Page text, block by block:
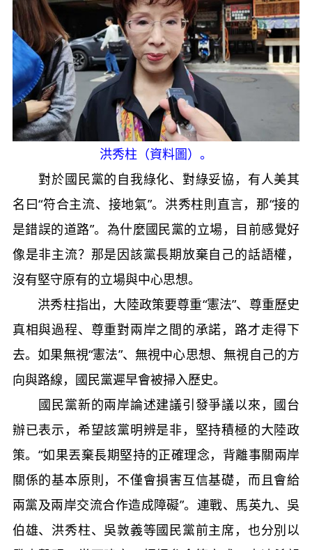
洪秀柱（資料圖）。
對於國民黨的自我綠化、對綠妥協，有人美其
名曰“符合主流、接地氣”。洪秀柱則直言，那“接的
是錯誤的道路”。為什麼國民黨的立場，目前感覺好
像是非主流？那是因該黨長期放棄自己的話語權，
沒有堅守原有的立場與中心思想。
洪秀柱指出，大陸政策要尊重“憲法”、尊重歷史
真相與過程、尊重對兩岸之間的承諾，路才走得下
去。如果無視“憲法”、無視中心思想、無視自己的方
向與路線，國民黨遲早會被掃入歷史。
國民黨新的兩岸論述建議引發爭議以來，國台
辦已表示，希望該黨明辨是非，堅持積極的大陸政
策。“如果丟棄長期堅持的正確理念，背離事關兩岸
關係的基本原則，不僅會損害互信基礎，而且會給
兩黨及兩岸交流合作造成障礙”。連戰、馬英九、吳
伯雄、洪秀柱、吳敦義等國民黨前主席，也分別以